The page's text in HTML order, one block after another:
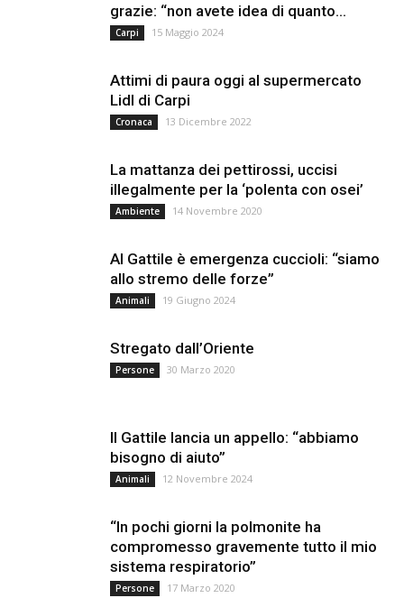
grazie: “non avete idea di quanto...
Carpi 15 Maggio 2024
Attimi di paura oggi al supermercato
Lidl di Carpi
Cronaca 13 Dicembre 2022
La mattanza dei pettirossi, uccisi
illegalmente per la ‘polenta con osei’
Ambiente 14 Novembre 2020
Al Gattile è emergenza cuccioli: “siamo
allo stremo delle forze”
Animali 19 Giugno 2024
Stregato dall’Oriente
Persone 30 Marzo 2020
Il Gattile lancia un appello: “abbiamo
bisogno di aiuto”
Animali 12 Novembre 2024
“In pochi giorni la polmonite ha
compromesso gravemente tutto il mio
sistema respiratorio”
Persone 17 Marzo 2020